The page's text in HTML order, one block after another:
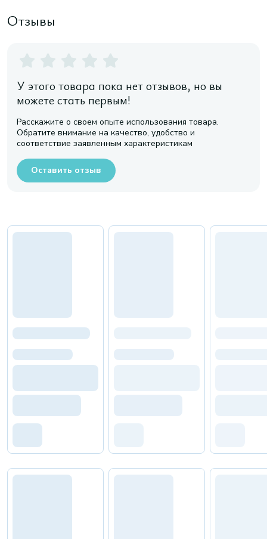
Отзывы
У этого товара пока нет отзывов, но вы
можете стать первым!
Расскажите о своем опыте использования товара.
Обратите внимание на качество, удобство и
соответствие заявленным характеристикам
Оставить отзыв